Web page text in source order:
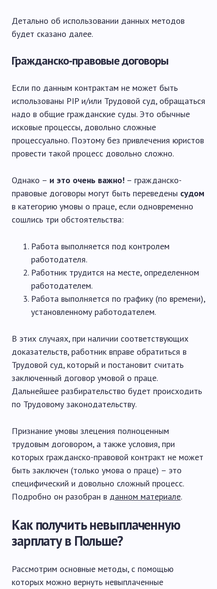
Детально об использовании данных методов
будет сказано далее.
Гражданско-правовые договоры
Если по данным контрактам не может быть
использованы PIP и/или Трудовой суд, обращаться
надо в общие гражданские суды. Это обычные
исковые процессы, довольно сложные
процессуально. Поэтому без привлечения юристов
провести такой процесс довольно сложно.
Однако – и это очень важно! – гражданско-
правовые договоры могут быть переведены судом
в категорию умовы о праце, если одновременно
сошлись три обстоятельства:
Работа выполняется под контролем
работодателя.
Работник трудится на месте, определенном
работодателем.
Работа выполняется по графику (по времени),
установленному работодателем.
В этих случаях, при наличии соответствующих
доказательств, работник вправе обратиться в
Трудовой суд, который и постановит считать
заключенный договор умовой о праце.
Дальнейшее разбирательство будет происходить
по Трудовому законодательству.
Признание умовы злецения полноценным
трудовым договором, а также условия, при
которых гражданско-правовой контракт не может
быть заключен (только умова о праце) – это
специфический и довольно сложный процесс.
Подробно он разобран в данном материале.
Как получить невыплаченную
зарплату в Польше?
Рассмотрим основные методы, с помощью
которых можно вернуть невыплаченные